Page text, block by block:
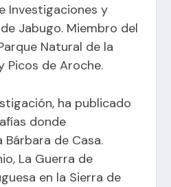
Investigaciones y
Jabugo. Miembro del
Natural de la
Picos de Aroche.
ha publicado
donde
de Casa.
La Guerra de
en la Sierra de